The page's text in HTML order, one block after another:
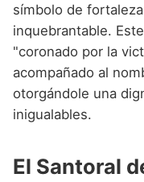
símbolo de
inquebrantable.
"coronado por la
acompañado al
otorgándole una
inigualables.
El Santoral